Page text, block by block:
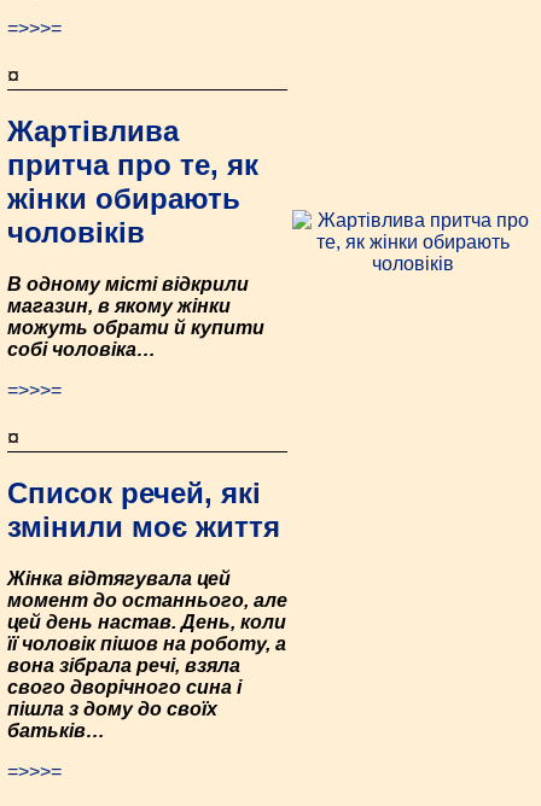
=>>>=
¤
Жартівлива
притча про те, як
жінки обирають
чоловіків
В одному місті відкрили
магазин, в якому жінки
можуть обрати й купити
собі чоловіка…
=>>>=
¤
Список речей, які
змінили моє життя
Жінка відтягувала цей
момент до останнього, але
цей день настав. День, коли
її чоловік пішов на роботу, а
вона зібрала речі, взяла
свого дворічного сина і
пішла з дому до своїх
батьків…
=>>>=